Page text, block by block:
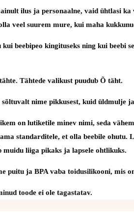
ilus ja personaalne, vaid ühtlasi
veel suurem mure, kui maha
beebipeo kingituseks ning kui beebi
Tähtede valikust puudub Õ täht.
nime pikkusest, kuid üldmulje
on lutiketile minev nimi, seda
standarditele, et olla beebile
liiga pikaks ja lapsele ohtlikuks.
puitu ja BPA vaba toidusilikooni, mis
toode ei ole tagastatav.